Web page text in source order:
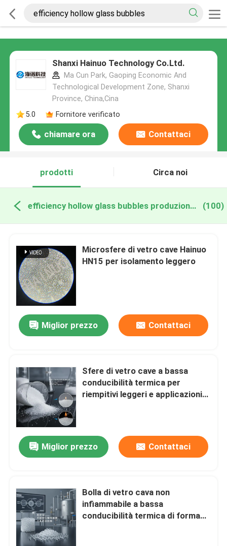
Shanxi Hainuo Technology Co.Ltd.
Ma Cun Park, Gaoping Economic And
Technological Development Zone, Shanxi
Province, China,Cina
5.0
Fornitore verificato
chiamare ora Contattaci
prodotti Circa noi
efficiency hollow glass bubbles produzione online (100)
Microsfere di vetro cave Hainuo
HN15 per isolamento leggero
Miglior prezzo Contattaci
Sfere di vetro cave a bassa
conducibilità termica per
riempitivi leggeri e applicazioni
Miglior prezzo Contattaci
Bolla di vetro cava non
infiammabile a bassa
conducibilità termica di forma